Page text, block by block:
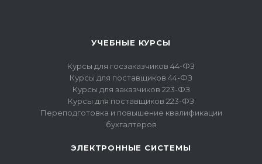
УЧЕБНЫЕ КУРСЫ
Курсы для госзаказчиков 44-ФЗ
Курсы для поставщиков 44-ФЗ
Курсы для заказчиков 223-ФЗ
Курсы для поставщиков 223-ФЗ
Переподготовка и повышение квалификации
бухгалтеров
ЭЛЕКТРОННЫЕ СИСТЕМЫ